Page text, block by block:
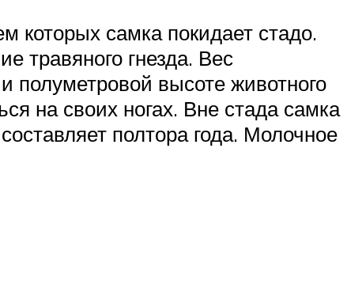
которых самка покидает стадо.
травяного гнезда. Вес
полуметровой высоте животного
на своих ногах. Вне стада самка
полтора года. Молочное